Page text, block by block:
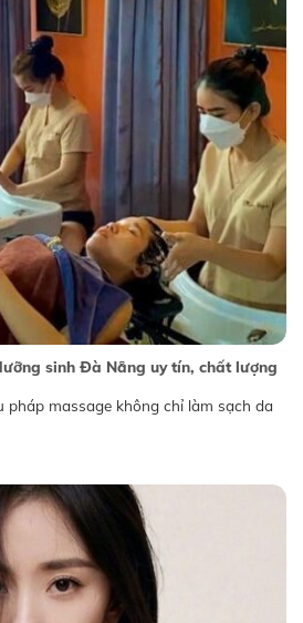
sinh Đà Nẵng uy tín, chất lượng
pháp massage không chỉ làm sạch da